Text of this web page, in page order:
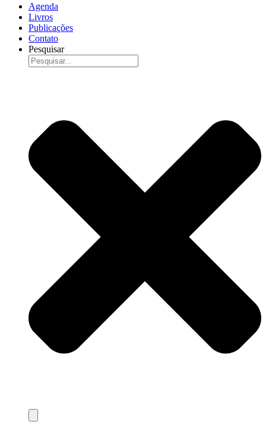
Agenda
Livros
Publicações
Contato
Pesquisar